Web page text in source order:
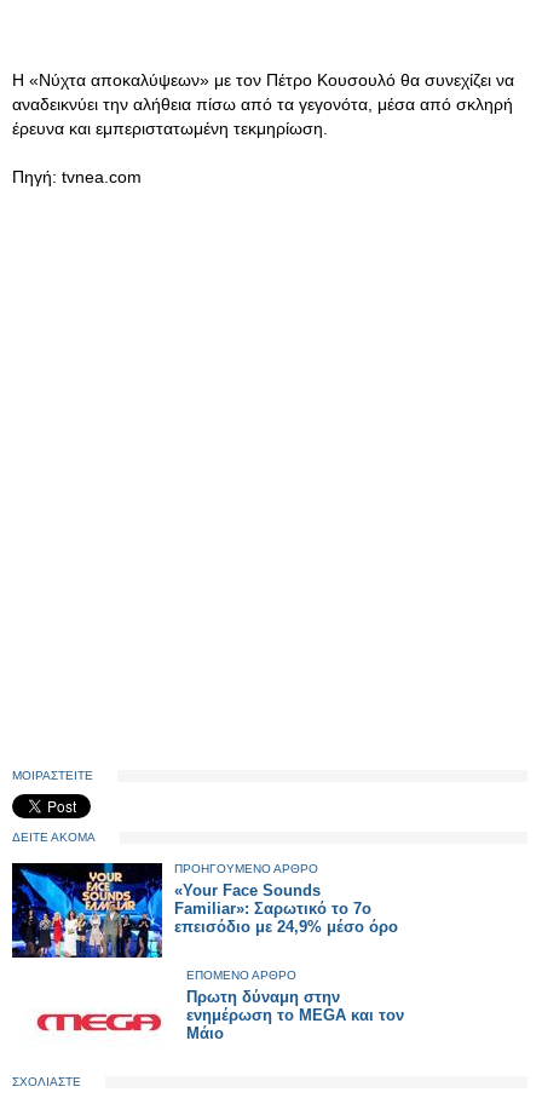
Η «Νύχτα αποκαλύψεων» με τον Πέτρο Κουσουλό θα συνεχίζει να
αναδεικνύει την αλήθεια πίσω από τα γεγονότα, μέσα από σκληρή
έρευνα και εμπεριστατωμένη τεκμηρίωση.
Πηγή: tvnea.com
ΜΟΙΡΑΣΤΕΙΤΕ
ΔΕΙΤΕ ΑΚΟΜΑ
ΠΡΟΗΓΟΥΜΕΝΟ ΑΡΘΡΟ
«Your Face Sounds
Familiar»: Σαρωτικό το 7ο
επεισόδιο με 24,9% μέσο όρο
ΕΠΟΜΕΝΟ ΑΡΘΡΟ
Πρωτη δύναμη στην
ενημέρωση το MEGA και τον
Μάιο
ΣΧΟΛΙΑΣΤΕ